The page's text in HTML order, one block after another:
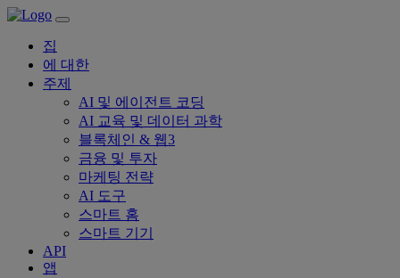
집
에 대한
주제
AI 및 에이전트 코딩
AI 교육 및 데이터 과학
블록체인 & 웹3
금융 및 투자
마케팅 전략
AI 도구
스마트 홈
스마트 기기
API
앱